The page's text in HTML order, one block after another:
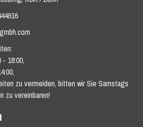
- 18:00,
zu vermeiden, bitten wir Sie Samstags
zu vereinbaren!